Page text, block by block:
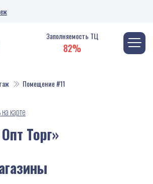
Заполняемость ТЦ
82%
Помещение #11
карте
Торг»